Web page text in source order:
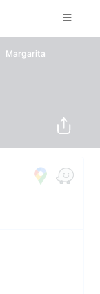
Margarita